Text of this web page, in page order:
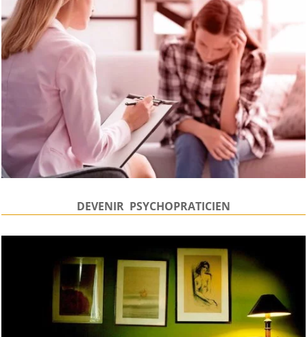
DEVENIR PSYCHOPRATICIEN